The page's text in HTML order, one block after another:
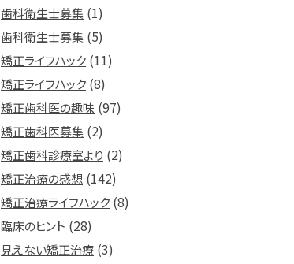
歯科衛生士募集 (1)
歯科衛生士募集 (5)
矯正ライフハック (11)
矯正ライフハック (8)
矯正歯科医の趣味 (97)
矯正歯科医募集 (2)
矯正歯科診療室より (2)
矯正治療の感想 (142)
矯正治療ライフハック (8)
臨床のヒント (28)
見えない矯正治療 (3)